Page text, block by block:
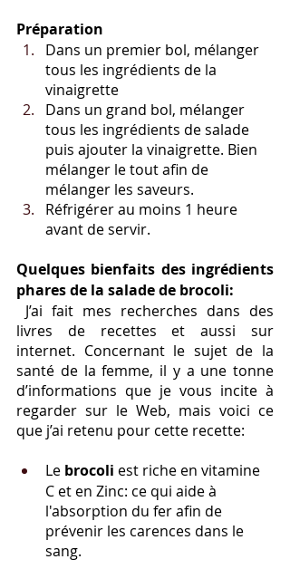
Préparation
Dans un premier bol, mélanger
tous les ingrédients de la
vinaigrette
Dans un grand bol, mélanger
tous les ingrédients de salade
puis ajouter la vinaigrette. Bien
mélanger le tout afin de
mélanger les saveurs.
Réfrigérer au moins 1 heure
avant de servir.
Quelques bienfaits des ingrédients
phares de la salade de brocoli:
livres de recettes et aussi sur
internet. Concernant le sujet de la
santé de la femme, il y a une tonne
d’informations que je vous incite à
regarder sur le Web, mais voici ce
que j’ai retenu pour cette recette:
Le brocoli est riche en vitamine
C et en Zinc: ce qui aide à
l'absorption du fer afin de
prévenir les carences dans le
sang.